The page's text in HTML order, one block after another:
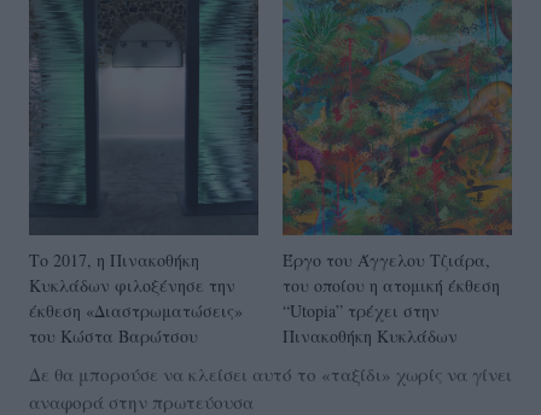
Το 2017, η Πινακοθήκη
Κυκλάδων φιλοξένησε την
έκθεση «Διαστρωματώσεις»
του Κώστα Βαρώτσου
Έργο του Άγγελου Τζιάρα,
του οποίου η ατομική έκθεση
“Utopia” τρέχει στην
Πινακοθήκη Κυκλάδων
Δε θα μπορούσε να κλείσει αυτό το «ταξίδι» χωρίς να γίνει
αναφορά στην πρωτεύουσα